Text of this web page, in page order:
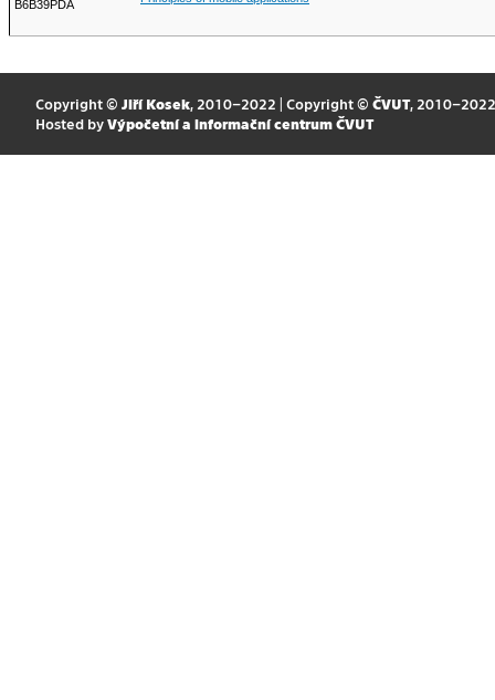
B6B39PDA
Copyright © Jiří Kosek, 2010–2022 | Copyright © ČVUT, 2010–2022
Hosted by Výpočetní a informační centrum ČVUT